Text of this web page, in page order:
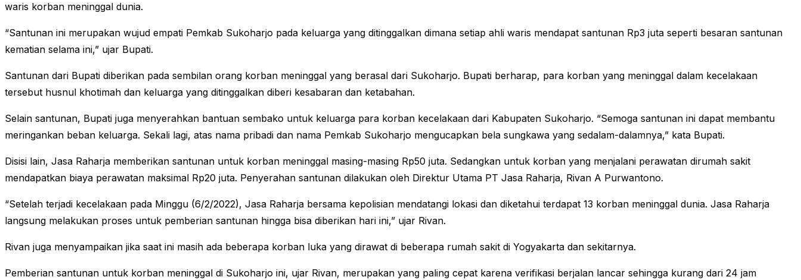
waris korban meninggal dunia.
“Santunan ini merupakan wujud empati Pemkab Sukoharjo pada keluarga yang ditinggalkan dimana setiap ahli waris mendapat santunan Rp3 juta seperti besaran santunan
kematian selama ini,” ujar Bupati.
Santunan dari Bupati diberikan pada sembilan orang korban meninggal yang berasal dari Sukoharjo. Bupati berharap, para korban yang meninggal dalam kecelakaan
tersebut husnul khotimah dan keluarga yang ditinggalkan diberi kesabaran dan ketabahan.
Selain santunan, Bupati juga menyerahkan bantuan sembako untuk keluarga para korban kecelakaan dari Kabupaten Sukoharjo. “Semoga santunan ini dapat membantu
meringankan beban keluarga. Sekali lagi, atas nama pribadi dan nama Pemkab Sukoharjo mengucapkan bela sungkawa yang sedalam-dalamnya,” kata Bupati.
Disisi lain, Jasa Raharja memberikan santunan untuk korban meninggal masing-masing Rp50 juta. Sedangkan untuk korban yang menjalani perawatan dirumah sakit
mendapatkan biaya perawatan maksimal Rp20 juta. Penyerahan santunan dilakukan oleh Direktur Utama PT Jasa Raharja, Rivan A Purwantono.
“Setelah terjadi kecelakaan pada Minggu (6/2/2022), Jasa Raharja bersama kepolisian mendatangi lokasi dan diketahui terdapat 13 korban meninggal dunia. Jasa Raharja
langsung melakukan proses untuk pemberian santunan hingga bisa diberikan hari ini,” ujar Rivan.
Rivan juga menyampaikan jika saat ini masih ada beberapa korban luka yang dirawat di beberapa rumah sakit di Yogyakarta dan sekitarnya.
Pemberian santunan untuk korban meninggal di Sukoharjo ini, ujar Rivan, merupakan yang paling cepat karena verifikasi berjalan lancar sehingga kurang dari 24 jam